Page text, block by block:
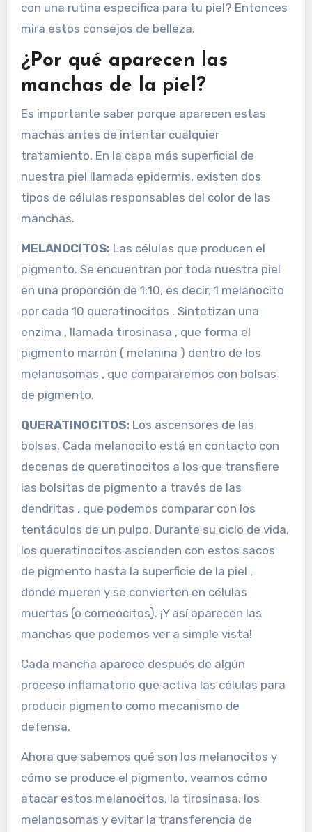
con una rutina especifica para tu piel? Entonces
mira estos consejos de belleza.
¿Por qué aparecen las
manchas de la piel?
Es importante saber porque aparecen estas
machas antes de intentar cualquier
tratamiento. En la capa más superficial de
nuestra piel llamada epidermis, existen dos
tipos de células responsables del color de las
manchas.
MELANOCITOS: Las células que producen el
pigmento. Se encuentran por toda nuestra piel
en una proporción de 1:10, es decir, 1 melanocito
por cada 10 queratinocitos . Sintetizan una
enzima , llamada tirosinasa , que forma el
pigmento marrón ( melanina ) dentro de los
melanosomas , que compararemos con bolsas
de pigmento.
QUERATINOCITOS: Los ascensores de las
bolsas. Cada melanocito está en contacto con
decenas de queratinocitos a los que transfiere
las bolsitas de pigmento a través de las
dendritas , que podemos comparar con los
tentáculos de un pulpo. Durante su ciclo de vida,
los queratinocitos ascienden con estos sacos
de pigmento hasta la superficie de la piel ,
donde mueren y se convierten en células
muertas (o corneocitos). ¡Y así aparecen las
manchas que podemos ver a simple vista!
Cada mancha aparece después de algún
proceso inflamatorio que activa las células para
producir pigmento como mecanismo de
defensa.
Ahora que sabemos qué son los melanocitos y
cómo se produce el pigmento, veamos cómo
atacar estos melanocitos, la tirosinasa, los
melanosomas y evitar la transferencia de